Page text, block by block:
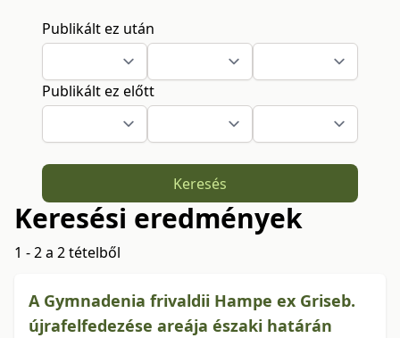
Publikált ez után
Publikált ez előtt
Keresés
Keresési eredmények
1 - 2 a 2 tételből
A Gymnadenia frivaldii Hampe ex Griseb.
újrafelfedezése areája északi határán